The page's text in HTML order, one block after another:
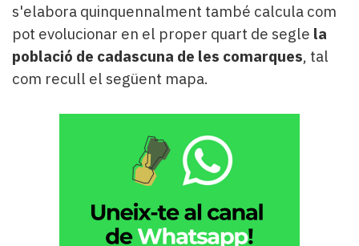
s'elabora quinquennalment també calcula com
pot evolucionar en el proper quart de segle la
població de cadascuna de les comarques, tal
com recull el següent mapa.